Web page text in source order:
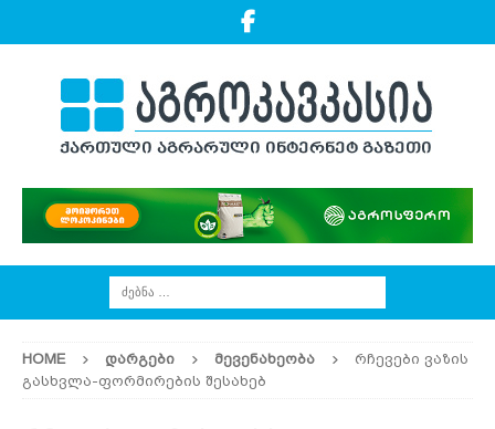
HOME ᲓᲐᲠᲒᲔᲑᲘ ᲛᲔᲕᲔᲜᲐᲮᲔᲝᲑᲐ
რჩევები ვაზის
გასხვლა-ფორმირების შესახებ